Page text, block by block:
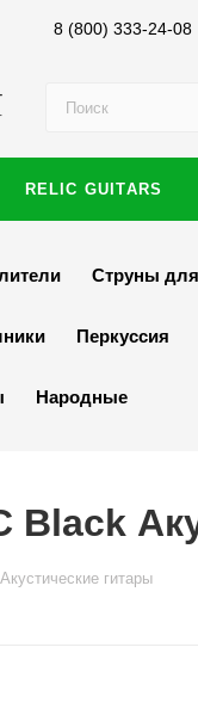
8 (800) 333-24-08
RELIC GUITARS
Струны для
Перкуссия
Народные
Black
Акустические гитары